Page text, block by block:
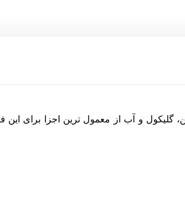
و آب از معمول ترین اجزا برای این